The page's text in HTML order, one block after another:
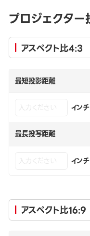
プロジェクタ
アスペクト比4:3
最短投影距離
インチ
最長投写距離
インチ
アスペクト比16:9